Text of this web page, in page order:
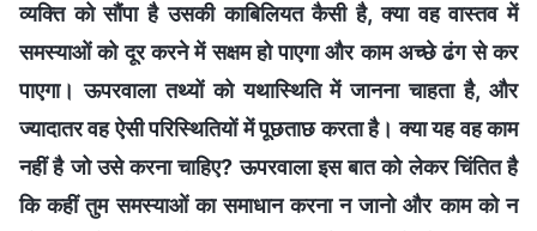
व्यक्ति को सौंपा है उसकी काबिलियत कैसी है, क्या वह वास्तव में
समस्याओं को दूर करने में सक्षम हो पाएगा और काम अच्छे ढंग से कर
पाएगा। ऊपरवाला तथ्यों को यथास्थिति में जानना चाहता है, और
ज्यादातर वह ऐसी परिस्थितियों में पूछताछ करता है। क्या यह वह काम
नहीं है जो उसे करना चाहिए? ऊपरवाला इस बात को लेकर चिंतित है
कि कहीं तुम समस्याओं का समाधान करना न जानो और काम को न